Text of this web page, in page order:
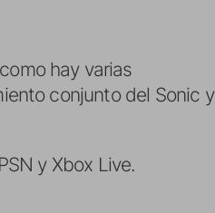
hay varias
conjunto del Sonic y
y Xbox Live.